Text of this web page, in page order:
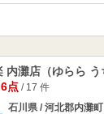
内灘店（ゆらら う
点/ 17 件
石川県 / 河北郡内灘町